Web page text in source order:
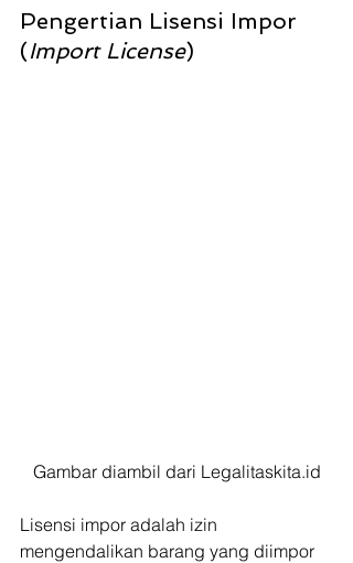
Pengertian Lisensi Impor
(Import License)
Gambar diambil dari Legalitaskita.id
Lisensi impor adalah izin
mengendalikan barang yang diimpor